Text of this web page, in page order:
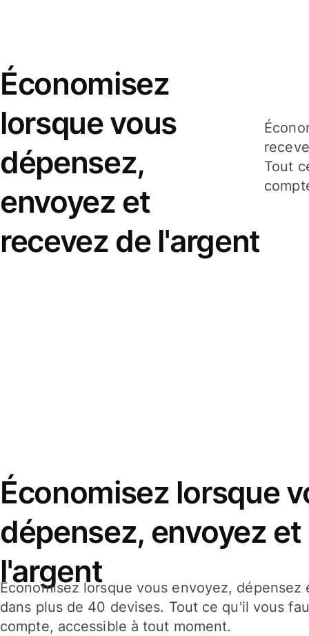
Économisez
lorsque vous
dépensez,
envoyez et
recevez de l'argent
Tout
Économisez lorsque
dépensez, envoyez
l'argent
Économisez lorsque vous envoyez,
dans plus de 40 devises. Tout ce qu'il vous
compte, accessible à tout moment.